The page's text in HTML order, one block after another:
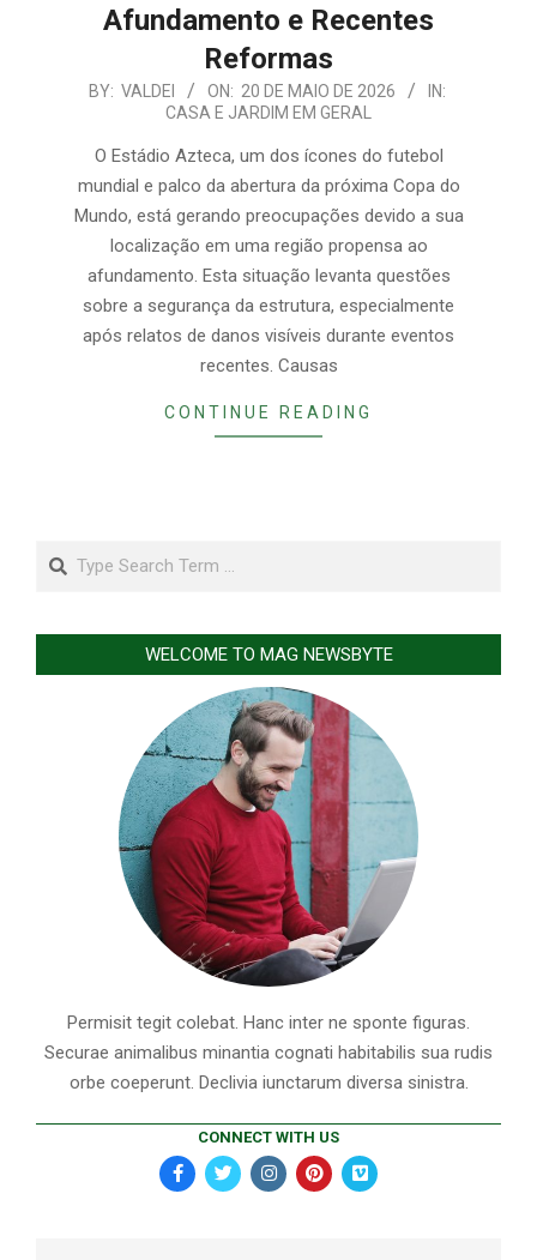
Afundamento e Recentes
Reformas
2026-
BY: VALDEI ON: 20 DE MAIO DE 2026
IN:
CASA E JARDIM EM GERAL
O Estádio Azteca, um dos ícones do futebol
mundial e palco da abertura da próxima Copa do
Mundo, está gerando preocupações devido a sua
localização em uma região propensa ao
afundamento. Esta situação levanta questões
sobre a segurança da estrutura, especialmente
após relatos de danos visíveis durante eventos
recentes. Causas
CONTINUE READING
Search
WELCOME TO MAG NEWSBYTE
Permisit tegit colebat. Hanc inter ne sponte figuras.
Securae animalibus minantia cognati habitabilis sua rudis
orbe coeperunt. Declivia iunctarum diversa sinistra.
CONNECT WITH US